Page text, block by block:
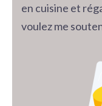
en cuisine et
voulez me